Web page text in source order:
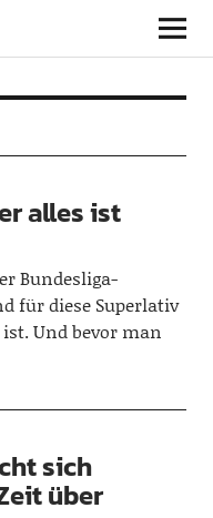
alles ist
Bundesliga-
für diese Superlativ
Und bevor man
sich
über